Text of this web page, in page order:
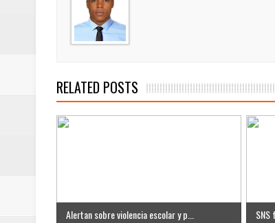
RELATED POSTS
Alertan sobre violencia escolar y p...